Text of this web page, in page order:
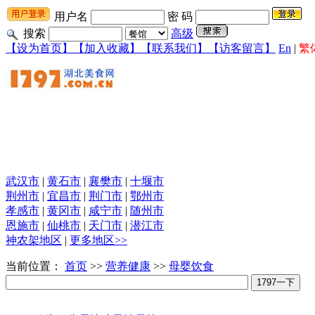
用户名
密 码
搜索
高级
【设为首页】
【加入收藏】 【联系我们】 【访客留言】 En | 繁
武汉市 | 黄石市 | 襄樊市 | 十堰市
荆州市 | 宜昌市 | 荆门市 | 鄂州市
孝感市 | 黄冈市 | 咸宁市 | 随州市
恩施市 | 仙桃市 | 天门市 | 潜江市
神农架地区 | 更多地区>>
当前位置： 首页 >> 营养健康 >> 母婴饮食